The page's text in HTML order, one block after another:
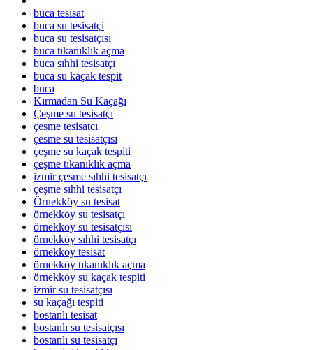
buca tesisat
buca su tesisatçi
buca su tesisatçısı
buca tıkanıklık açma
buca sıhhi tesisatçı
buca su kaçak tespit
buca
Kırmadan Su Kaçağı
Çeşme su tesisatçı
çesme tesisatcı
çesme su tesisatçısı
çeşme su kaçak tespiti
çeşme tıkanıklık açma
izmir çesme sıhhi tesisatçı
çeşme sıhhi tesisatçı
Örnekköy su tesisat
örnekköy su tesisatçı
örnekköy su tesisatçısı
örnekköy sıhhi tesisatçı
örnekköy tesisat
örnekköy tıkanıklık açma
örnekköy su kaçak tespiti
izmir su tesisatçısı
su kaçağı tespiti
bostanlı tesisat
bostanlı su tesisatçısı
bostanlı su tesisatçı